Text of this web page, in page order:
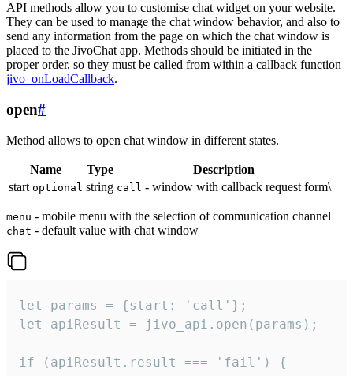
API methods allow you to customise chat widget on your website.
They can be used to manage the chat window behavior, and also to
send any information from the page on which the chat window is
placed to the JivoChat app. Methods should be initiated in the
proper order, so they must be called from within a callback function
jivo_onLoadCallback.
open#
Method allows to open chat window in different states.
Name Type
Description
start optional string call - window with callback request form\
menu - mobile menu with the selection of communication channel
chat - default value with chat window |
let params = {start: 'call'};
let apiResult = jivo_api.open(params);
if (apiResult.result === 'fail') {